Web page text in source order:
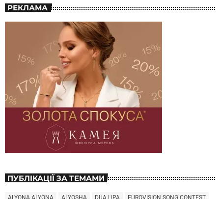
РЕКЛАМА
ПУБЛІКАЦІЇ ЗА ТЕМАМИ
ALYONA ALYONA ALYOSHA DUA LIPA
EUROVISION SONG CONTEST